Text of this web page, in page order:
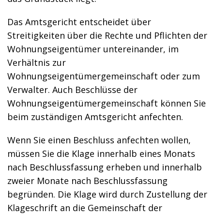
Das Amtsgericht entscheidet über
Streitigkeiten über die Rechte und Pflichten der
Wohnungseigentümer untereinander, im
Verhältnis zur
Wohnungseigentümergemeinschaft oder zum
Verwalter. Auch Beschlüsse der
Wohnungseigentümergemeinschaft können Sie
beim zuständigen Amtsgericht anfechten.
Wenn Sie einen Beschluss anfechten wollen,
müssen Sie die Klage innerhalb eines Monats
nach Beschlussfassung erheben und innerhalb
zweier Monate nach Beschlussfassung
begründen. Die Klage wird durch Zustellung der
Klageschrift an die Gemeinschaft der